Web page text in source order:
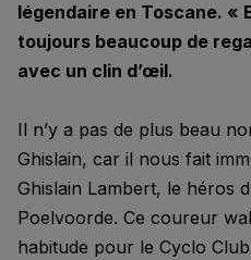
légendaire en Toscane. «
toujours beaucoup de
avec un clin d’œil.
Il n’y a pas de plus beau
Ghislain, car il nous fait
Ghislain Lambert, le héros
Poelvoorde. Ce coureur
habitude pour le Cyclo